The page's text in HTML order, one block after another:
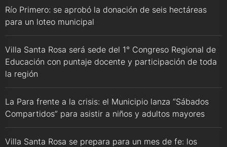
Río Primero: se aprobó la donación de seis hectáreas
para un loteo municipal
Villa Santa Rosa será sede del 1° Congreso Regional de
Educación con puntaje docente y participación de toda
la región
La Para frente a la crisis: el Municipio lanza “Sábados
Compartidos” para asistir a niños y adultos mayores
Villa Santa Rosa se prepara para un mes de fe: los